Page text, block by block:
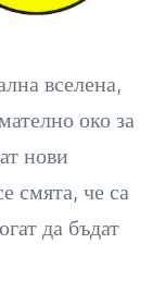
вселена,
око за
нови
смята, че са
да бъдат